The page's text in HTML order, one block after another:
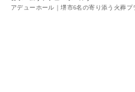
アデューホール｜堺市6名の寄り添う火葬